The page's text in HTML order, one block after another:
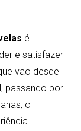
é
e satisfazer
vão desde
passando por
o